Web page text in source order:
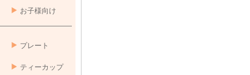
お子様向け
プレート
ティーカップ